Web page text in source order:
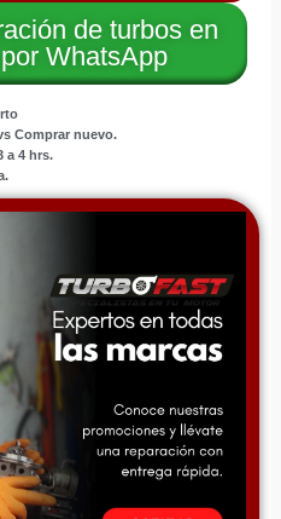
de turbos en
WhatsApp
Comprar nuevo.
a 4 hrs.